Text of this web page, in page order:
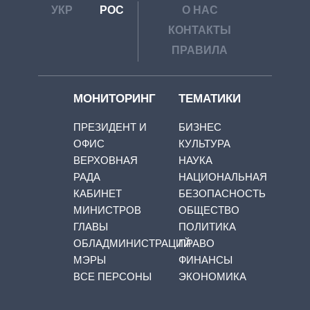
УКР РОС
О НАС
КОНТАКТЫ
ПРАВИЛА
МОНИТОРИНГ
ПРЕЗИДЕНТ И
ОФИС
ВЕРХОВНАЯ
РАДА
КАБИНЕТ
МИНИСТРОВ
ГЛАВЫ
ОБЛАДМИНИСТРАЦИЙ
МЭРЫ
ВСЕ ПЕРСОНЫ
ТЕМАТИКИ
БИЗНЕС
КУЛЬТУРА
НАУКА
НАЦИОНАЛЬНАЯ
БЕЗОПАСНОСТЬ
ОБЩЕСТВО
ПОЛИТИКА
ПРАВО
ФИНАНСЫ
ЭКОНОМИКА